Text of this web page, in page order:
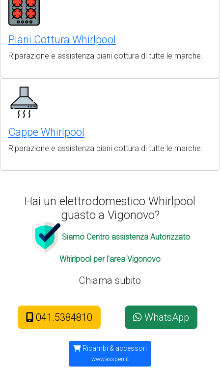
Piani Cottura Whirlpool
Riparazione e assistenza piani cottura di tutte le marche.
Cappe Whirlpool
Riparazione e assistenza piani cottura di tutte le marche.
Hai un elettrodomestico Whirlpool
guasto a Vigonovo?
Siamo Centro assistenza Autorizzato
Whirlpool per l'area Vigonovo
Chiama subito
041.5384810 WhatsApp
Ricambi & accessori
www.assperr.it